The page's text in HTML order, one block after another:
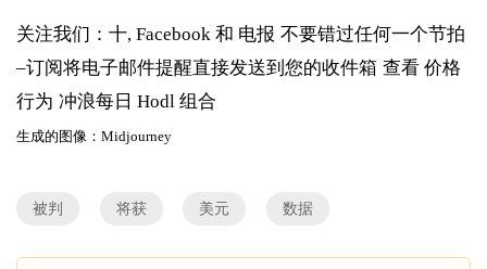
关注我们：十, Facebook 和 电报 不要错过任何一个节拍
–订阅将电子邮件提醒直接发送到您的收件箱 查看 价格
行为 冲浪每日 Hodl 组合
生成的图像：Midjourney
被判 将获 美元 数据